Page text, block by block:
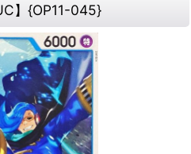
】{OP11-045}